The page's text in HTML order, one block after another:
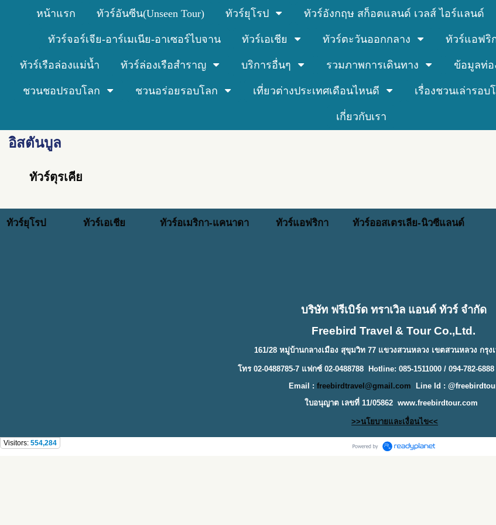
หน้าแรก ทัวร์อันซีน(Unseen Tour) ทัวร์ยุโรป ทัวร์อังกฤษ สก็อตแลนด์ เวลส์ ไอร์แลนด์
ทัวร์จอร์เจีย-อาร์เมเนีย-อาเซอร์ไบจาน ทัวร์เอเชีย ทัวร์ตะวันออกกลาง ทัวร์แอฟริ
ทัวร์เรือล่องแม่น้ำ ทัวร์ล่องเรือสำราญ บริการอื่นๆ รวมภาพการเดินทาง ข้อมูลท่อ
ชวนชอปรอบโลก ชวนอร่อยรอบโลก เที่ยวต่างประเทศเดือนไหนดี เรื่องชวนเล่ารอบ
เกี่ยวกับเรา
อิสตันบูล
ทัวร์ตุรเคีย
ทัวร์ยุโรป ทัวร์เอเชีย ทัวร์อเมริกา-แคนาดา ทัวร์แอฟริกา ทัวร์ออสเตรเลีย-นิวซีแลนด์
บริษัท ฟรีเบิร์ด ทราเวิล แอนด์ ทัวร์ จำกัด
Freebird Travel & Tour Co.,Ltd.
161/28 หมู่บ้านกลางเมือง สุขุมวิท 77 แขวงสวนหลวง เขตสวนหลวง กรุง
โทร 02-0488785-7 แฟกซ์ 02-0488788 Hotline: 085-1511000 / 094-782-
Email : freebirdtravel@gmail.com
Line Id :
ใบอนุญาต เลขที่ 11/05862 www.freebirdtour.com
>>นโยบายและเงื่อนไข<<
Visitors: 554,284